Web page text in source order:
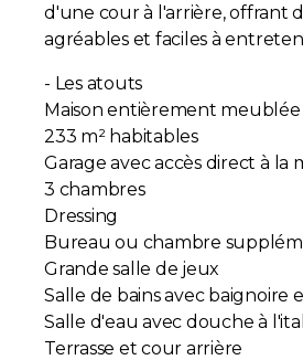
d'une cour à l'arrière, offrant
agréables et faciles à
- Les atouts
Maison entièrement meublée
233 m² habitables
Garage avec accès direct à la
3 chambres
Dressing
Bureau ou chambre
Grande salle de jeux
Salle de bains avec baignoire
Salle d'eau avec douche à
Terrasse et cour arrière